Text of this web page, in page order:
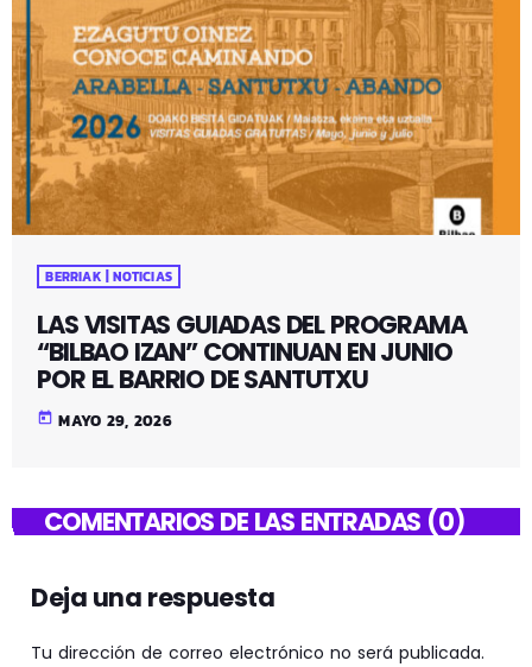
BERRIAK | NOTICIAS
LAS VISITAS GUIADAS DEL PROGRAMA
“BILBAO IZAN” CONTINUAN EN JUNIO
POR EL BARRIO DE SANTUTXU
today MAYO 29, 2026
COMENTARIOS DE LAS ENTRADAS (0)
Deja una respuesta
Tu dirección de correo electrónico no será publicada.